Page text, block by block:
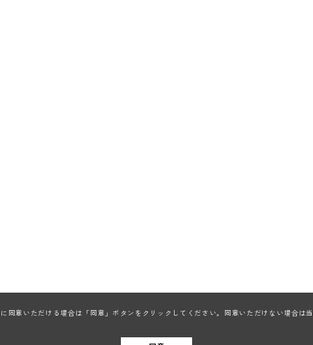
同意いただける場合は「同意」ボタンをクリックしてください。同意いただけない場合